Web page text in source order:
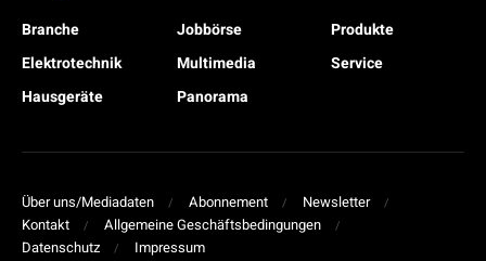
Branche
Elektrotechnik
Hausgeräte
Jobbörse
Multimedia
Panorama
Produkte
Service
Über uns/Mediadaten Abonnement
Newsletter
Kontakt
Allgemeine Geschäftsbedingungen
Datenschutz
Impressum